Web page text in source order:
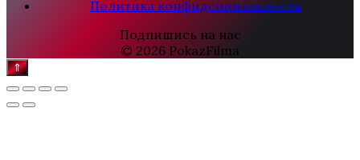
Политика конфиденциальности
Подпишись на нас
© 2026 PokazFilma